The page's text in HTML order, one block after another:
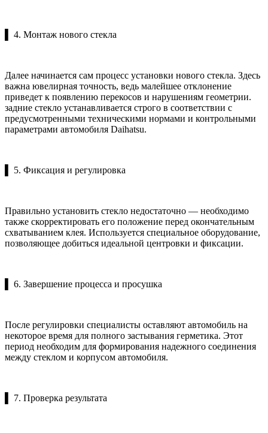
▌ 4. Монтаж нового стекла
Далее начинается сам процесс установки нового стекла. Здесь
важна ювелирная точность, ведь малейшее отклонение
приведет к появлению перекосов и нарушениям геометрии.
задние стекло устанавливается строго в соответствии с
предусмотренными техническими нормами и контрольными
параметрами автомобиля Daihatsu.
▌ 5. Фиксация и регулировка
Правильно установить стекло недостаточно — необходимо
также скорректировать его положение перед окончательным
схватыванием клея. Используется специальное оборудование,
позволяющее добиться идеальной центровки и фиксации.
▌ 6. Завершение процесса и просушка
После регулировки специалисты оставляют автомобиль на
некоторое время для полного застывания герметика. Этот
период необходим для формирования надежного соединения
между стеклом и корпусом автомобиля.
▌ 7. Проверка результата